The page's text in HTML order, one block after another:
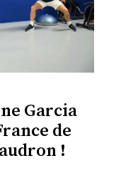
Garcia
de
!